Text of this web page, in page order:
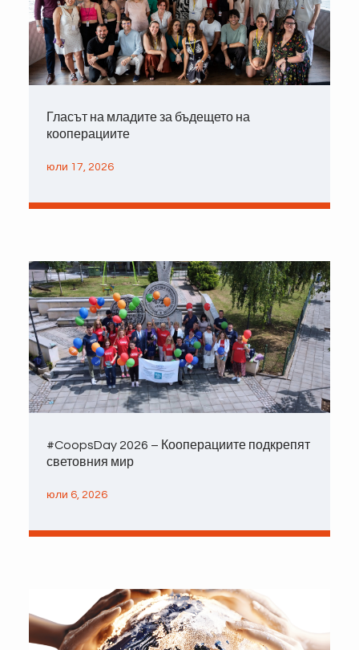
Гласът на младите за бъдещето на
кооперациите
юли 17, 2026
#CoopsDay 2026 – Кооперациите подкрепят
световния мир
юли 6, 2026